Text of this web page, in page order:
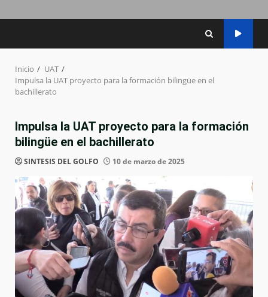
Inicio
UAT
Impulsa la UAT proyecto para la formación bilingüe en el
bachillerato
Impulsa la UAT proyecto para la formación
bilingüe en el bachillerato
SINTESIS DEL GOLFO 10 de marzo de 2025